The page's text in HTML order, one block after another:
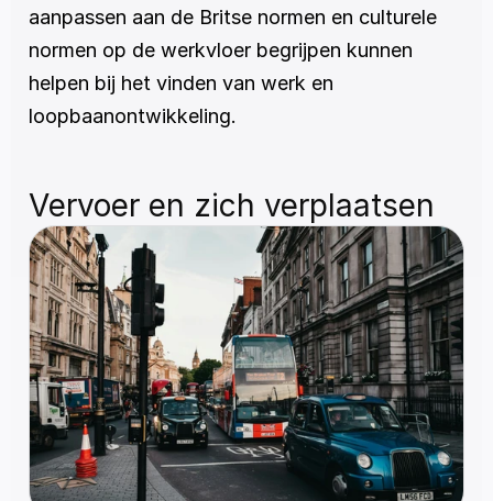
aanpassen aan de Britse normen en culturele
normen op de werkvloer begrijpen kunnen
helpen bij het vinden van werk en
loopbaanontwikkeling.
Vervoer en zich verplaatsen